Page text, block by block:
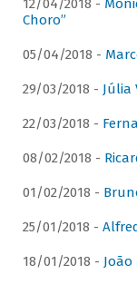
12/04/2018 -
Choro”
05/04/2018 -
29/03/2018 - Júlia
22/03/2018 -
08/02/2018 -
01/02/2018 -
25/01/2018 -
18/01/2018 -